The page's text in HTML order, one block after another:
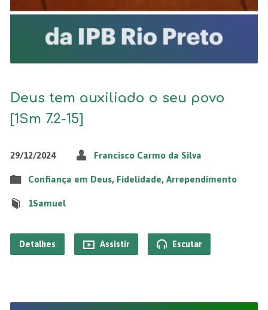
Deus tem auxiliado o seu povo
[1Sm 7.2-15]
29/12/2024 Francisco Carmo da Silva
Confiança em Deus, Fidelidade, Arrependimento
1Samuel
Detalhes Assistir Escutar